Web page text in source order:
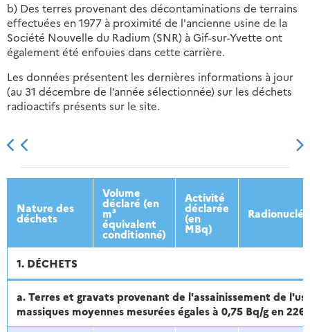
b) Des terres provenant des décontaminations de terrains
effectuées en 1977 à proximité de l'ancienne usine de la
Société Nouvelle du Radium (SNR) à Gif-sur-Yvette ont
également été enfouies dans cette carrière.
Les données présentent les dernières informations à jour
(au 31 décembre de l’année sélectionnée) sur les déchets
radioactifs présents sur le site.
2013 2014 2015 2016
Nature des
déchets
Volume
déclaré (en
m³
équivalent
conditionné)
Activité
déclarée
(en
MBq)
1. DÉCHETS
a. Terres et gravats provenant de l'assainissement de
massiques moyennes mesurées égales à 0,75 Bq/g en